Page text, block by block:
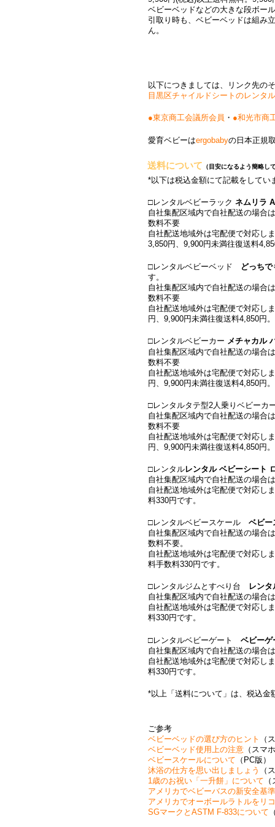
ベビーベッドなどの大きな段ボー
引取り時も、ベビーベッドは組み
ん。
以下につきましては、リンク先の
目黒区チャイルドシートのレンタ
●東京商工会議所会員 ・ ●和光市商
愛育ベビーはergobabyの日本正規
送料について （目安になるよう簡略し
*以下は税込金額にて記載をしてい
□レンタルベビーラックネムリラ
自社集配区域内で自社配送の場合
数料不要
自社配送地域外は宅配便で対応し
3,850円、9,900円未満往復送料
□レンタルベビーベッド
どっち
す。
自社集配区域内で自社配送の場合
数料不要
自社配送地域外は宅配便で対応し
円、9,900円未満往復送料4,850円
□レンタルベビーカー メチャカル
自社集配区域内で自社配送の場合
数料不要
自社配送地域外は宅配便で対応し
円、9,900円未満往復送料4,850円
□レンタルタテ型2人乗りベビーカ
自社集配区域内で自社配送の場合
数料不要
自社配送地域外は宅配便で対応し
円、9,900円未満往復送料4,850円
□レンタルレンタル ベビーシート
自社集配区域内で自社配送の場合
自社配送地域外は宅配便で対応し
料330円です。
□レンタルベビースケールベビー
自社集配区域内で自社配送の場合
数料不要。
自社配送地域外は宅配便で対応し
料手数料330円です。
□レンタルジムとすべり台
レン
自社集配区域内で自社配送の場合
自社配送地域外は宅配便で対応し
料330円です。
□レンタルベビーゲートベビー
自社集配区域内で自社配送の場合
自社配送地域外は宅配便で対応し
料330円です。
*以上「送料について」は、税込金
ご参考
ベビーベッドの選び方のヒント
（
ベビーベッド使用上の注意 （スマ
ベビースケールについて （PC版）
沐浴の仕方を思い出しましょう
（
1歳のお祝い「一升餅」について
アメリカでベビーバスの新安全基
アメリカでオーボールラトルをリ
SGマークとASTM F-833について